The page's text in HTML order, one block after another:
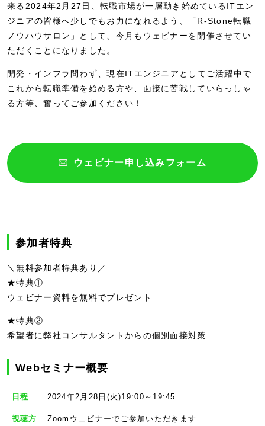
来る2024年2月27日、転職市場が一層動き始めているITエン
ジニアの皆様へ少しでもお力になれるよう、「R-Stone転職
ノウハウサロン」として、今月もウェビナーを開催させてい
ただくことになりました。
開発・インフラ問わず、現在ITエンジニアとしてご活躍中で
これから転職準備を始める方や、面接に苦戦していらっしゃ
る方等、奮ってご参加ください！
ウェビナー申し込みフォーム
参加者特典
＼無料参加者特典あり／
★特典①
ウェビナー資料を無料でプレゼント
★特典②
希望者に弊社コンサルタントからの個別面接対策
Webセミナー概要
日程 2024年2月28日(火)19:00～19:45
視聴方
Zoomウェビナーでご参加いただきます